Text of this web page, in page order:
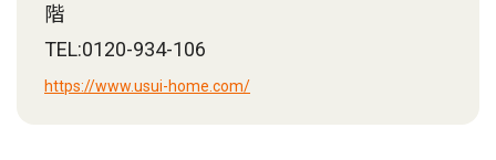
階
TEL:0120-934-106
https://www.usui-home.com/